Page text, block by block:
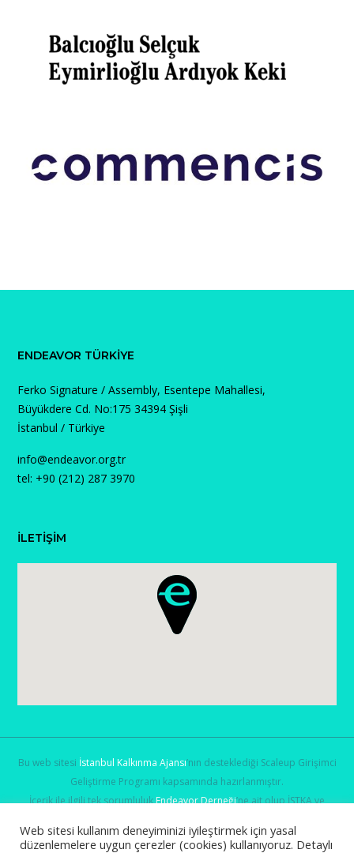
ENDEAVOR TÜRKIYE
Ferko Signature / Assembly, Esentepe Mahallesi,
Büyükdere Cd. No:175 34394 Şişli
İstanbul / Türkiye
info@endeavor.org.tr
tel: +90 (212) 287 3970
İLETİŞİM
Bu web sitesi İstanbul Kalkınma Ajansı’nın desteklediği Scaleup Girişimci
Geliştirme Programı kapsamında hazırlanmıştır.
İçerik ile ilgili tek sorumlulukEndeavor Derneği’ne ait olup İSTKA ve
Web sitesi kullanım deneyiminizi iyileştirmek için yasal
düzenlemelere uygun çerezler (cookies) kullanıyoruz. Detaylı